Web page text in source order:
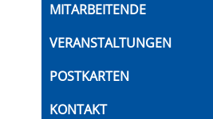
MITARBEITENDE
VERANSTALTUNGEN
POSTKARTEN
KONTAKT